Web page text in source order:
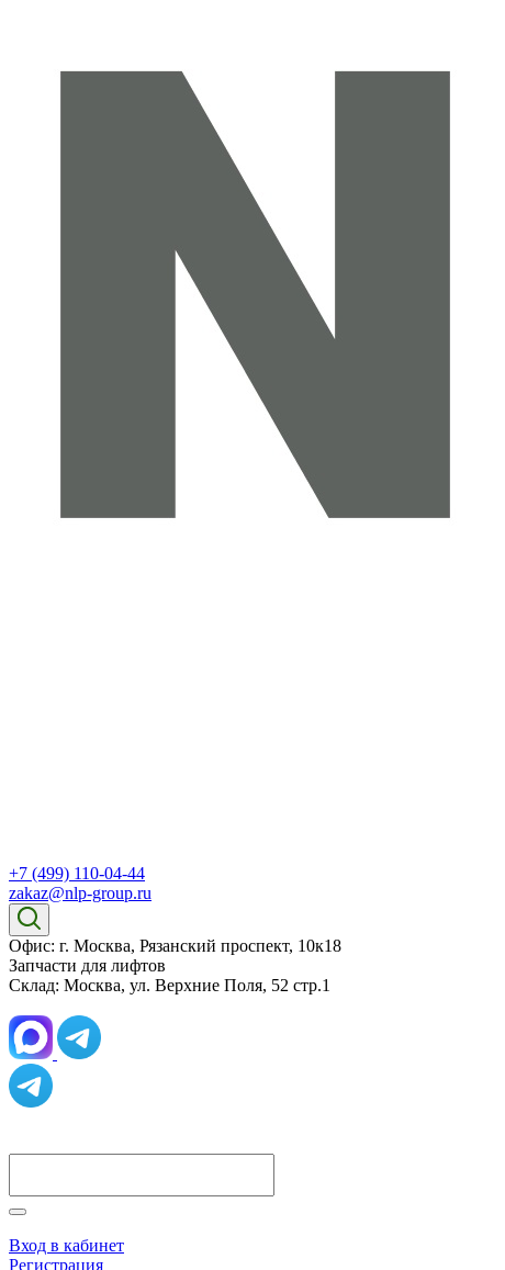
+7 (499) 110-04-44
zakaz@nlp-group.ru
Офис: г. Москва, Рязанский проспект, 10к18
Запчасти для лифтов
Склад: Москва, ул. Верхние Поля, 52 стр.1
Вход в кабинет
Регистрация